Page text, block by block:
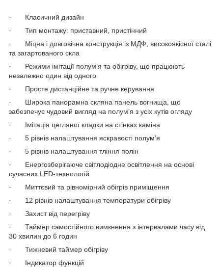
· Класичний дизайн
· Тип монтажу: приставний, пристінний
· Міцна і довговічна конструкція із МДФ, високоякісної сталі
та загартованого скла
· Режими імітації полум’я та обігріву, що працюють
незалежно один від одного
· Просте дистанційне та ручне керування
· Широка панорамна скляна панель вогнища, що
забезпечує чудовий вигляд на полум’я з усіх кутів огляду
· Імітація цегляної кладки на стінках каміна
· 5 рівнів налаштування яскравості полум’я
· 5 рівнів налаштування тління полін
· Енергозберігаюче світлодіодне освітлення на основі
сучасних LED-технологій
· Миттєвий та рівномірний обігрів приміщення
· 12 рівнів налаштування температури обігріву
· Захист від перегріву
· Таймер самостійного вимкнення з інтервалами часу від
30 хвилин до 6 годин
· Тижневий таймер обігріву
· Індикатор функцій